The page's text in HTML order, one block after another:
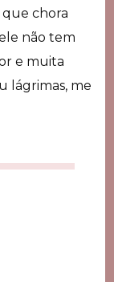
chora
não tem
e muita
lágrimas, me